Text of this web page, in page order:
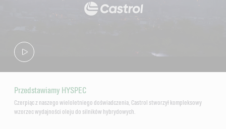
Przedstawiamy HYSPEC
Czerpiąc z naszego wieloletniego doświadczenia, Castrol stworzył kompleksowy
wzorzec wydajności oleju do silników hybrydowych.